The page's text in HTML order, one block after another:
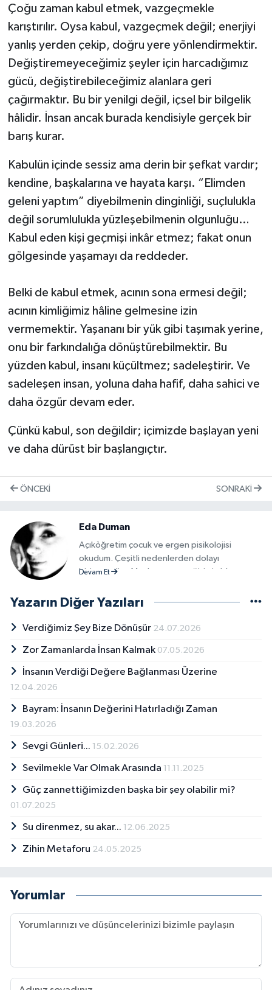
Çoğu zaman kabul etmek, vazgeçmekle
karıştırılır. Oysa kabul, vazgeçmek değil; enerjiyi
yanlış yerden çekip, doğru yere yönlendirmektir.
Değiştiremeyeceğimiz şeyler için harcadığımız
gücü, değiştirebileceğimiz alanlara geri
çağırmaktır. Bu bir yenilgi değil, içsel bir bilgelik
hâlidir. İnsan ancak burada kendisiyle gerçek bir
barış kurar.
Kabulün içinde sessiz ama derin bir şefkat vardır;
kendine, başkalarına ve hayata karşı. “Elimden
geleni yaptım” diyebilmenin dinginliği, suçlulukla
değil sorumlulukla yüzleşebilmenin olgunluğu…
Kabul eden kişi geçmişi inkâr etmez; fakat onun
gölgesinde yaşamayı da reddeder.
Belki de kabul etmek, acının sona ermesi değil;
acının kimliğimiz hâline gelmesine izin
vermemektir. Yaşananı bir yük gibi taşımak yerine,
onu bir farkındalığa dönüştürebilmektir. Bu
yüzden kabul, insanı küçültmez; sadeleştirir. Ve
sadeleşen insan, yoluna daha hafif, daha sahici ve
daha özgür devam eder.
Çünkü kabul, son değildir; içimizde başlayan yeni
ve daha dürüst bir başlangıçtır.
ÖNCEKI SONRAKI
Eda Duman
Açıköğretim çocuk ve ergen pisikolojisi
okudum. Çeşitli nedenlerden dolayı
bitiremedim. Moda tasarım eğitimi aldım ve
Uzun yıllar stilistlik yaptım. Daha sonra Nilaccra
Bilişim şirketinde iki yıl editörlük yaptım.
Kombucha çayı üretip sanal bir dükkanım
Beykoz Gündem Haber Gazetesin'de ve
çeşitli yerel dergilerde köşe yazarlığı
yapıyorum. Çiçek Temâsı adında bir şiir kitabı
Devam Et
Yazarın Diğer Yazıları
Verdiğimiz Şey Bize Dönüşür 24.07.2026
Zor Zamanlarda İnsan Kalmak 07.05.2026
İnsanın Verdiği Değere Bağlanması Üzerine
12.04.2026
Bayram: İnsanın Değerini Hatırladığı Zaman
19.03.2026
Sevgi Günleri... 15.02.2026
Sevilmekle Var Olmak Arasında 11.11.2025
Güç zannettiğimizden başka bir şey olabilir mi?
01.07.2025
Su direnmez, su akar... 12.06.2025
Zihin Metaforu 24.05.2025
Yorumlar